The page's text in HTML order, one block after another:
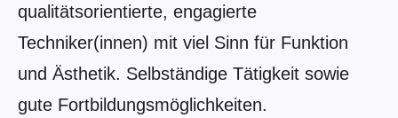
qualitätsorientierte, engagierte
Techniker(innen) mit viel Sinn für Funktion
und Ästhetik. Selbständige Tätigkeit sowie
gute Fortbildungsmöglichkeiten.